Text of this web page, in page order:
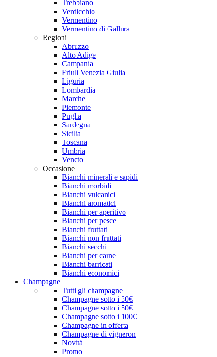
Trebbiano
Verdicchio
Vermentino
Vermentino di Gallura
Regioni
Abruzzo
Alto Adige
Campania
Friuli Venezia Giulia
Liguria
Lombardia
Marche
Piemonte
Puglia
Sardegna
Sicilia
Toscana
Umbria
Veneto
Occasione
Bianchi minerali e sapidi
Bianchi morbidi
Bianchi vulcanici
Bianchi aromatici
Bianchi per aperitivo
Bianchi per pesce
Bianchi fruttati
Bianchi non fruttati
Bianchi secchi
Bianchi per carne
Bianchi barricati
Bianchi economici
Champagne
Tutti gli champagne
Champagne sotto i 30€
Champagne sotto i 50€
Champagne sotto i 100€
Champagne in offerta
Champagne di vigneron
Novità
Promo